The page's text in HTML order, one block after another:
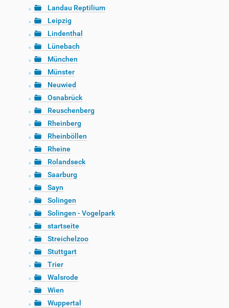
Landau Reptilium
Leipzig
Lindenthal
Lünebach
München
Münster
Neuwied
Osnabrück
Reuschenberg
Rheinberg
Rheinböllen
Rheine
Rolandseck
Saarburg
Sayn
Solingen
Solingen - Vogelpark
startseite
Streichelzoo
Stuttgart
Trier
Walsrode
Wien
Wuppertal